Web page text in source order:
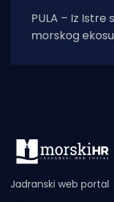
PULA – Iz Istre
morskog
Jadranski web portal